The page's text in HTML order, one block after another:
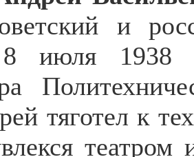
и
8 июля 1938
тяготел к